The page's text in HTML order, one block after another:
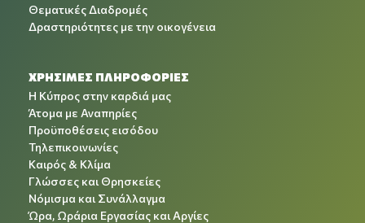
Θεματικές Διαδρομές
Δραστηριότητες με την οικογένεια
ΧΡΉΣΙΜΕΣ ΠΛΗΡΟΦΟΡΊΕΣ
Η Κύπρος στην καρδιά μας
Άτομα με Αναπηρίες
Προϋποθέσεις εισόδου
Τηλεπικοινωνίες
Καιρός & Κλίμα
Γλώσσες και Θρησκείες
Νόμισμα και Συνάλλαγμα
Ώρα, Ωράρια Εργασίας και Αργίες